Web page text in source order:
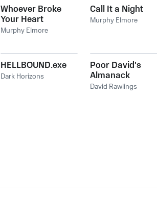
Whoever Broke
Your Heart
Murphy Elmore
Call It a Night
Murphy Elmore
HELLBOUND.exe
Dark Horizons
Poor David's
Almanack
David Rawlings